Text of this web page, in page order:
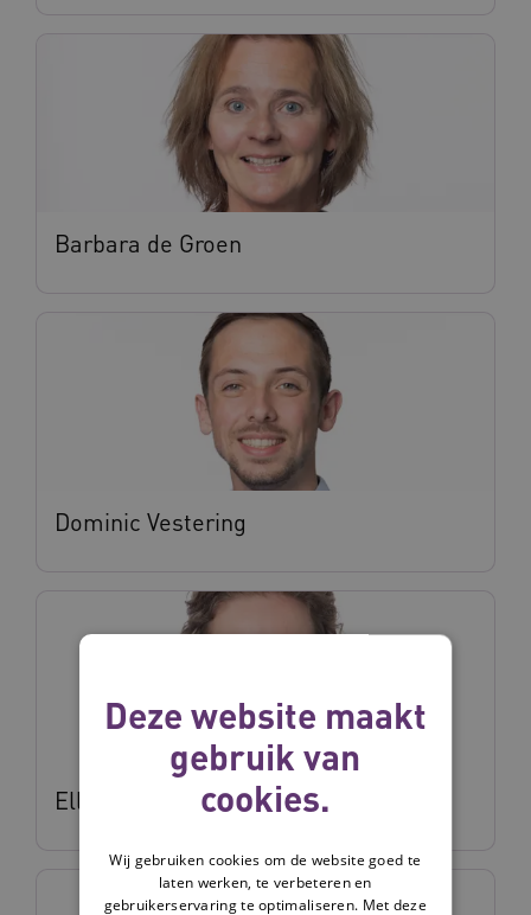
Barbara de Groen
Dominic Vestering
Ellen Clavel
Deze website maakt
gebruik van
cookies.
Wij gebruiken cookies om de website goed te
laten werken, te verbeteren en
gebruikerservaring te optimaliseren. Met deze